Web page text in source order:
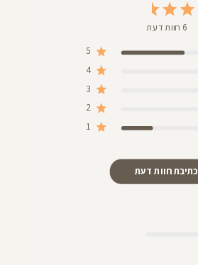
6 חוות דעת
5
4
3
2
1
כתיבת חוות דעת